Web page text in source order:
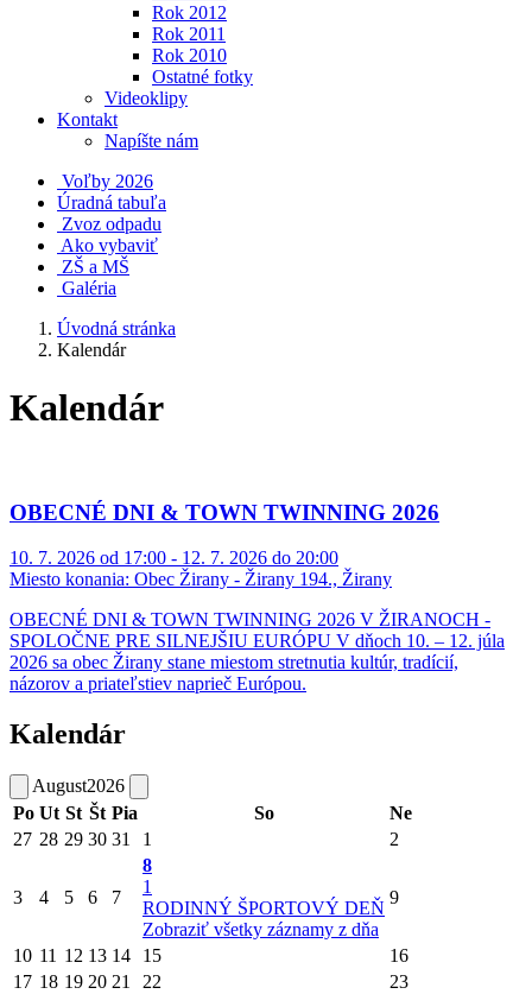
Rok 2012
Rok 2011
Rok 2010
Ostatné fotky
Videoklipy
Kontakt
Napíšte nám
Voľby 2026
Úradná tabuľa
Zvoz odpadu
Ako vybaviť
ZŠ a MŠ
Galéria
Úvodná stránka
Kalendár
Kalendár
OBECNÉ DNI & TOWN TWINNING 2026
10. 7. 2026 od 17:00 - 12. 7. 2026 do 20:00
Miesto konania: Obec Žirany - Žirany 194., Žirany
OBECNÉ DNI & TOWN TWINNING 2026 V ŽIRANOCH -
SPOLOČNE PRE SILNEJŠIU EURÓPU V dňoch 10. – 12. júla
2026 sa obec Žirany stane miestom stretnutia kultúr, tradícií,
názorov a priateľstiev naprieč Európou.
Kalendár
August2026
Po Ut St Št Pia So
Ne
27 28 29 30 31 1 2
3 4 5 6 7
8
1
RODINNÝ ŠPORTOVÝ DEŇ
Zobraziť všetky záznamy z dňa
9
10 11 12 13 14 15
16
17 18 19 20 21 22
23